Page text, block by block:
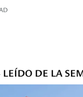
LEÍDO DE LA